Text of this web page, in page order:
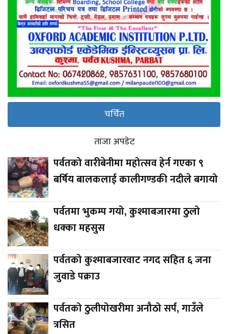
चर्चित
ताजा अपडेट
पर्वतको वारीबेनीमा महोत्सव हेर्न गएका ९
बर्षिय बालकलाई कालीगण्डकी नदीले बगायो
पर्वतमा भुकम्प गयो, कुश्माबजारमा ठुलो
धक्का महसुस
पर्वतको कुश्माबजारवाट नगद सहित ६ जना
जुवाडे पक्राउ
पर्वतको ठुलीपोखरीमा अनौठो सर्प, गाउँले
त्रसित